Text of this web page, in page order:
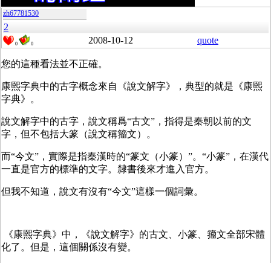
zh67781530
2
0 0 2008-10-12 quote
您的這種看法並不正確。
康熙字典中的古字概念來自《說文解字》，典型的就是《康熙
字典》。
說文解字中的古字，說文稱爲“古文”，指得是秦朝以前的文
字，但不包括大篆（說文稱籀文）。
而“今文”，實際是指秦漢時的“篆文（小篆）”。“小篆”，在漢代
一直是官方的標準的文字。隸書後來才進入官方。
但我不知道，說文有沒有“今文”這樣一個詞彙。
《康熙字典》中，《說文解字》的古文、小篆、籀文全部宋體
化了。但是，這個關係沒有變。